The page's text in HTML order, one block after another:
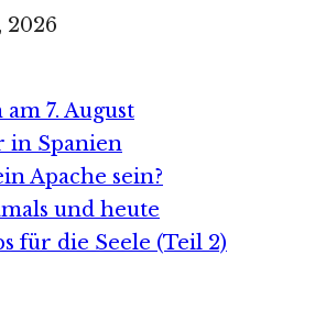
2026
7. August
in Spanien
Apache sein?
und heute
für die Seele (Teil 2)